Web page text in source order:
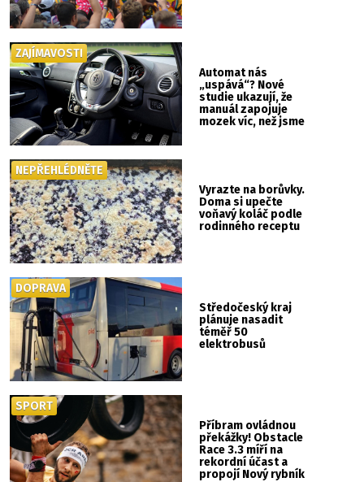
Automat nás
„uspává“? Nové
studie ukazují, že
manuál zapojuje
mozek víc, než jsme
ZAJÍMAVOSTI
Vyrazte na borůvky.
Doma si upečte
voňavý koláč podle
rodinného receptu
NEPŘEHLÉDNĚTE
Středočeský kraj
plánuje nasadit
téměř 50
elektrobusů
DOPRAVA
Příbram ovládnou
překážky! Obstacle
Race 3.3 míří na
rekordní účast a
propojí Nový rybník
SPORT